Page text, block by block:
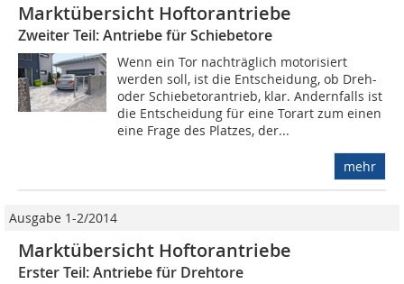
Marktübersicht Hoftorantriebe
Zweiter Teil: Antriebe für Schiebetore
Wenn ein Tor nachträglich motorisiert
werden soll, ist die Entscheidung, ob Dreh-
oder Schiebetorantrieb, klar. Andernfalls ist
die Entscheidung für eine Torart zum einen
eine Frage des Platzes, der...
mehr
Ausgabe 1-2/2014
Marktübersicht Hoftorantriebe
Erster Teil: Antriebe für Drehtore